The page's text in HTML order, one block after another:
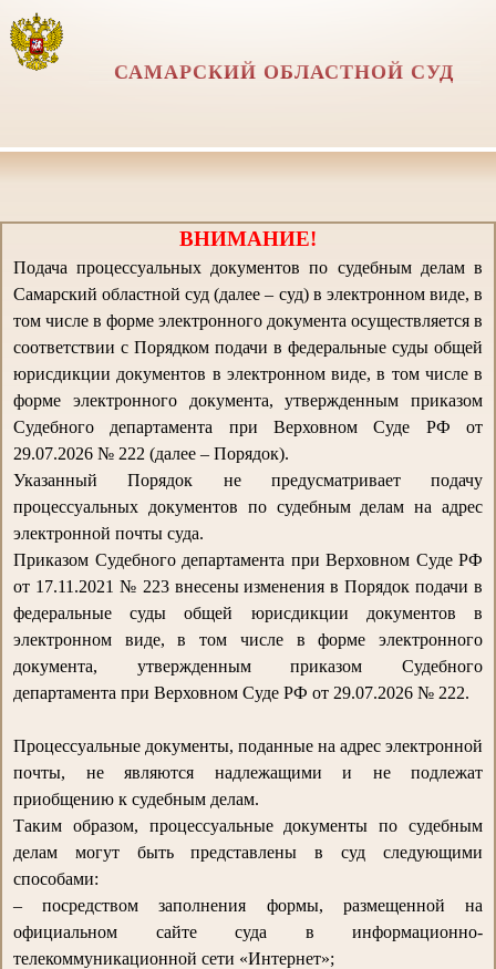
САМАРСКИЙ ОБЛАСТНОЙ СУД
ВНИМАНИЕ!
Подача процессуальных документов по судебным делам в
Самарский областной суд (далее – суд) в электронном виде, в
том числе в форме электронного документа осуществляется в
соответствии с Порядком подачи в федеральные суды общей
юрисдикции документов в электронном виде, в том числе в
форме электронного документа, утвержденным приказом
Судебного департамента при Верховном Суде РФ от
29.07.2026 № 222 (далее – Порядок).
Указанный Порядок не предусматривает подачу
процессуальных документов по судебным делам на адрес
электронной почты суда.
Приказом Судебного департамента при Верховном Суде РФ
от 17.11.2021 № 223 внесены изменения в Порядок подачи в
федеральные суды общей юрисдикции документов в
электронном виде, в том числе в форме электронного
документа, утвержденным приказом Судебного
департамента при Верховном Суде РФ от 29.07.2026 № 222.
Процессуальные документы, поданные на адрес электронной
почты, не являются надлежащими и не подлежат
приобщению к судебным делам.
Таким образом, процессуальные документы по судебным
делам могут быть представлены в суд следующими
способами:
– посредством заполнения формы, размещенной на
официальном сайте суда в информационно-
телекоммуникационной сети «Интернет»;